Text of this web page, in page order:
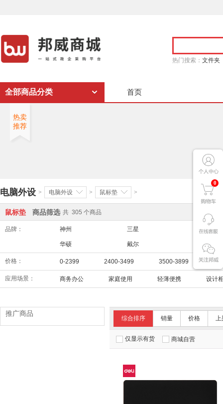
热门搜索： 文件夹
0
全部商品分类 首页
热卖
推荐
电脑外设 > 电脑外设 > 鼠标垫 >
鼠标垫 商品筛选 共 305 个商品
品牌： 神州 三星 华为
华硕 戴尔 联想
价格： 0-2399 2400-3499 3500-3899
应用场景： 商务办公 家庭使用 轻薄便携 设计
综合排序 销量 价格 上
仅显示有货 商城自营
推广商品